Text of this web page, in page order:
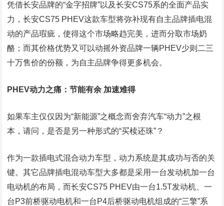
凭借长安品牌的“金字招牌”以及长安CS75系的全面产品实
力，长安CS75 PHEV这款车型将弥补现有自主品牌插电混
动的产品瑕疵，使得这个市场略趋完美，进而分取市场奶
酪；而其价格优势又可以动摇外资品牌一辆PHEV少则二三
十万售价的份额，为自主品牌争得更多机会。
PHEV动力之痛：节能有余 加速难得
如果车主仅仅因为“新能源”之概念而舍弃汽车“动力”之根
本，请问，是否是另一种形式的“买椟还珠”？
作为一款插电式混合动力车型，动力系统是其成功与否的关
键。其它品牌插电混动车型大多都是采用一台发动机加一台
电动机的布局，而长安CS75 PHEV由一台1.5T发动机、一
台P3前桥驱动电机和一台P4后桥驱动电机组成的“三擎”系